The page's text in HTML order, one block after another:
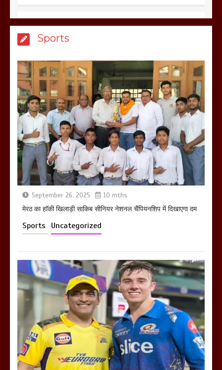
होलिका रखने पर लात मार कर होलिका को किया
तहस नहस,मोहल्ले वालों के साथ की गई गाली
गलोच ,कहा अगर रखी गई होली तो होगा खून
खराबा,
March 11, 2025
Sports
September 26, 2025 10 mths
मेरठ का हाॅकी खिलाड़ी साकिब सीनियर नेशनल चैंपियनशिप में दिखाएगा दम
Sports Uncategorized